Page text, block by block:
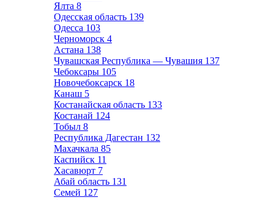
Ялта 8
Одесская область 139
Одесса 103
Черноморск 4
Астана 138
Чувашская Республика — Чувашия 137
Чебоксары 105
Новочебоксарск 18
Канаш 5
Костанайская область 133
Костанай 124
Тобыл 8
Республика Дагестан 132
Махачкала 85
Каспийск 11
Хасавюрт 7
Абай область 131
Семей 127